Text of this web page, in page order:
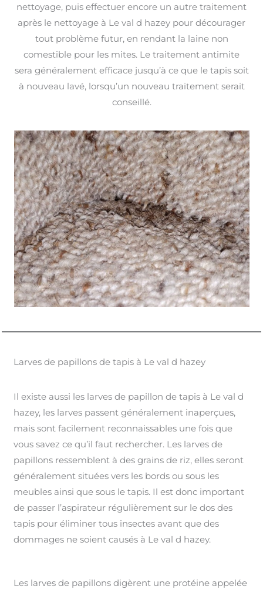
nettoyage, puis effectuer encore un autre traitement
après le nettoyage à Le val d hazey pour décourager
tout problème futur, en rendant la laine non
comestible pour les mites. Le traitement antimite
sera généralement efficace jusqu’à ce que le tapis soit
à nouveau lavé, lorsqu’un nouveau traitement serait
conseillé.
Larves de papillons de tapis à Le val d hazey
Il existe aussi les larves de papillon de tapis à Le val d
hazey, les larves passent généralement inaperçues,
mais sont facilement reconnaissables une fois que
vous savez ce qu’il faut rechercher. Les larves de
papillons ressemblent à des grains de riz, elles seront
généralement situées vers les bords ou sous les
meubles ainsi que sous le tapis. Il est donc important
de passer l’aspirateur régulièrement sur le dos des
tapis pour éliminer tous insectes avant que des
dommages ne soient causés à Le val d hazey.
Les larves de papillons digèrent une protéine appelée